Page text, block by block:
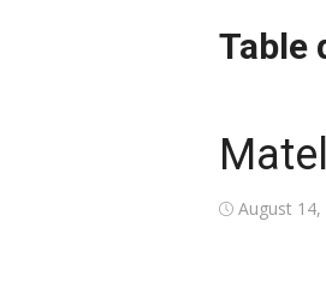
Table
Posted
August 14,